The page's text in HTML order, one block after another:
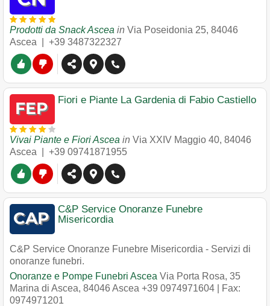
Prodotti da Snack Ascea in Via Poseidonia 25, 84046
Ascea
+39 3487322327
Fiori e Piante La Gardenia di Fabio Castiello
Vivai Piante e Fiori Ascea in Via XXIV Maggio 40, 84046
Ascea
+39 09741871955
C&P Service Onoranze Funebre
Misericordia
C&P Service Onoranze Funebre Misericordia - Servizi di
onoranze funebri.
Onoranze e Pompe Funebri Ascea Via Porta Rosa, 35
Marina di Ascea, 84046 Ascea +39 0974971604 | Fax:
0974971201